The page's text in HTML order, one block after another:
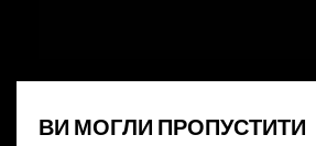
ВИ МОГЛИ ПРОПУСТИТИ